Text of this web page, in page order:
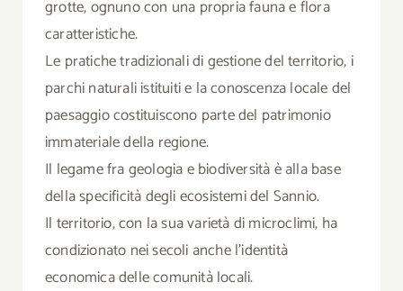
grotte, ognuno con una propria fauna e flora
caratteristiche.
Le pratiche tradizionali di gestione del territorio, i
parchi naturali istituiti e la conoscenza locale del
paesaggio costituiscono parte del patrimonio
immateriale della regione.
Il legame fra geologia e biodiversità è alla base
della specificità degli ecosistemi del Sannio.
Il territorio, con la sua varietà di microclimi, ha
condizionato nei secoli anche l’identità
economica delle comunità locali.